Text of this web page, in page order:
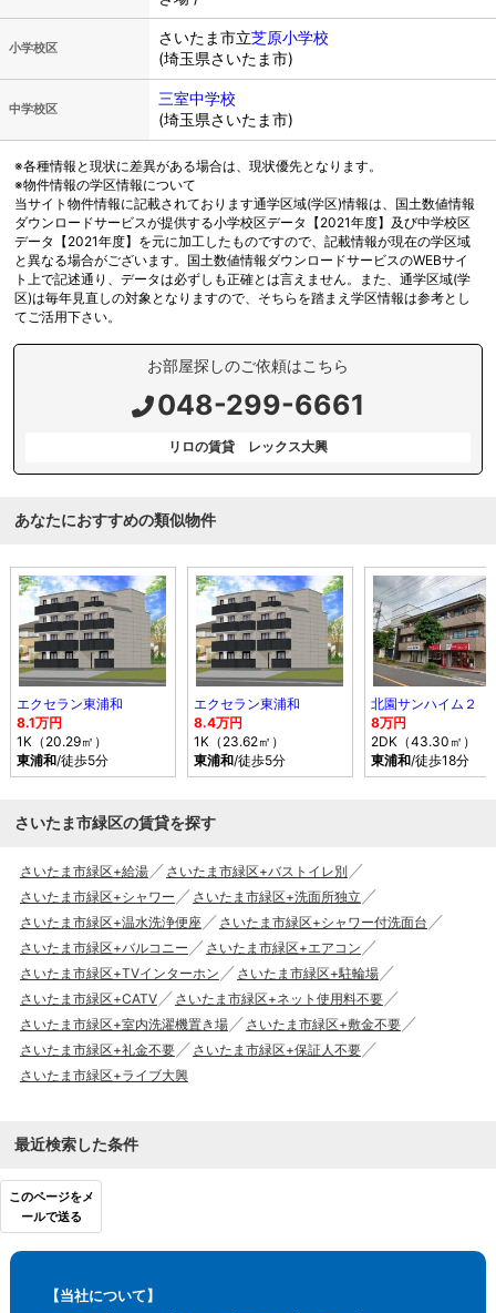
小学校区
さいたま市立芝原小学校
(埼玉県さいたま市)
中学校区
三室中学校
(埼玉県さいたま市)
※各種情報と現状に差異がある場合は、現状優先となります。
※物件情報の学区情報について
当サイト物件情報に記載されております通学区域(学区)情報は、国土数値情報
ダウンロードサービスが提供する小学校区データ【2021年度】及び中学校区
データ【2021年度】を元に加工したものですので、記載情報が現在の学区域
と異なる場合がございます。国土数値情報ダウンロードサービスのWEBサイ
ト上で記述通り、データは必ずしも正確とは言えません。また、通学区域(学
区)は毎年見直しの対象となりますので、そちらを踏まえ学区情報は参考とし
てご活用下さい。
お部屋探しのご依頼はこちら
048-299-6661
リロの賃貸 レックス大興
あなたにおすすめの類似物件
エクセラン東浦和
8.1万円
1K（20.29㎡）
東浦和/徒歩5分
エクセラン東浦和
8.4万円
1K（23.62㎡）
東浦和/徒歩5分
北園サンハイム２
8万円
2DK（43.30㎡）
東浦和/徒歩18分
さいたま市緑区の賃貸を探す
さいたま市緑区+給湯
さいたま市緑区+バストイレ別
さいたま市緑区+シャワー
さいたま市緑区+洗面所独立
さいたま市緑区+温水洗浄便座
さいたま市緑区+シャワー付洗面台
さいたま市緑区+バルコニー
さいたま市緑区+エアコン
さいたま市緑区+TVインターホン
さいたま市緑区+駐輪場
さいたま市緑区+CATV
さいたま市緑区+ネット使用料不要
さいたま市緑区+室内洗濯機置き場
さいたま市緑区+敷金不要
さいたま市緑区+礼金不要
さいたま市緑区+保証人不要
さいたま市緑区+ライブ大興
最近検索した条件
このページをメ
ールで送る
【当社について】